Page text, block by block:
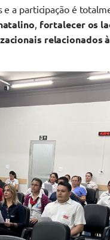
e a participação é
, fortalecer os
relacionados